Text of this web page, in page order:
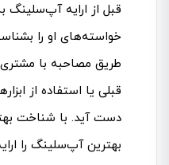
قبل از ارایه آپ‌سلینگ
خواسته‌های او را
طریق مصاحبه با
قبلی یا استفاده از
دست آید. با شناخت
بهترین آپ‌سلینگ را